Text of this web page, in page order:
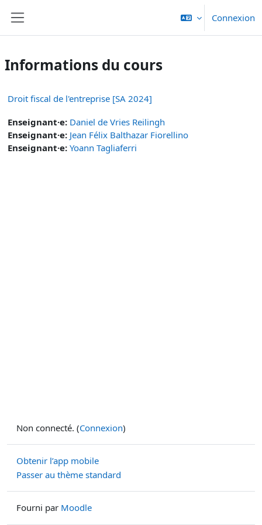
Connexion
Informations du cours
Droit fiscal de l'entreprise [SA 2024]
Enseignant·e: Daniel de Vries Reilingh
Enseignant·e: Jean Félix Balthazar Fiorellino
Enseignant·e: Yoann Tagliaferri
Non connecté. (Connexion)
Obtenir l’app mobile
Passer au thème standard
Fourni par Moodle